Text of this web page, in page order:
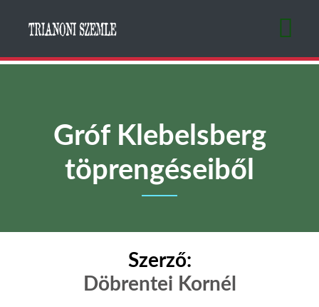
Gróf Klebelsberg
töprengéseiből
Szerző:
Döbrentei Kornél